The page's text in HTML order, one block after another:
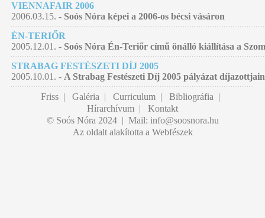
VIENNAFAIR 2006
2006.03.15. - Soós Nóra képei a 2006-os bécsi vásáron
ÉN-TERIŐR
2005.12.01. - Soós Nóra Én-Teriőr című önálló kiállítása a
STRABAG FESTÉSZETI DÍJ 2005
2005.10.01. - A Strabag Festészeti Díj 2005 pályázat
Friss| Galéria | Curriculum| Bibliográfia |
Hírarchívum | Kontakt
© Soós Nóra 2024 | Mail: info@soosnora.hu
Az oldalt alakította a Webfészek